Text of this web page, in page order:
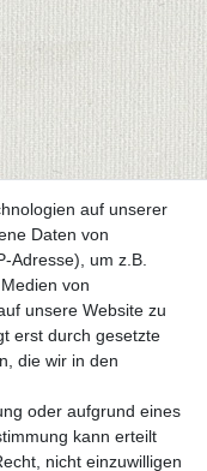
auf unserer
Daten von
Adresse), um z.B.
von
unsere Website zu
erst durch gesetzte
die wir in den
oder aufgrund eines
kann erteilt
nicht einzuwilligen